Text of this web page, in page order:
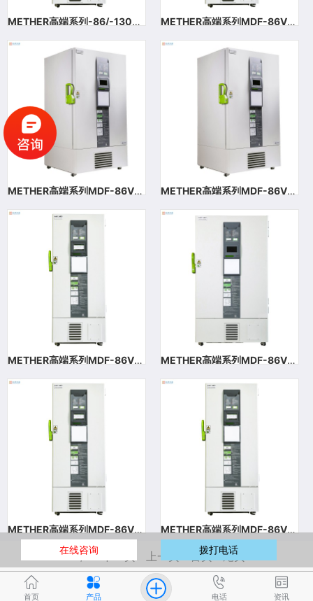
在线咨询 拨打电话
METHER高端系列-86/-130℃超低温保存箱 METHER高端系列MDF-86V408DL（双系统）-86/-130℃超低温保存箱
METHER高端系列MDF-86V728超低温保存箱（-86/-130℃） METHER高端系列MDF-86V838D（双系统）超低温保存箱（-86/-130℃）
METHER高端系列MDF-86V588D（双系统）超低温保存箱(-86/-130℃) METHER高端系列MDF-86V838超低温保存箱（-86/-130℃）
METHER高端系列MDF-86V588超低温保存箱（-86/-130℃） METHER高端系列MDF-86V408超低温保存箱（-86/-130℃）
1/4 上一页 首页 尾页
首页 产品 电话 资讯